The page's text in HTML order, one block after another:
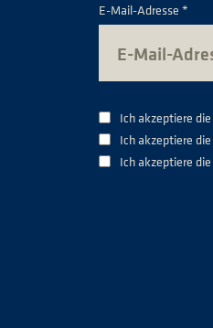
E-Mail-Adresse *
Ich akzeptiere die
Ich akzeptiere die
Ich akzeptiere die